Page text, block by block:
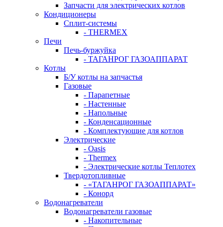
Запчасти для электрических котлов
Кондиционеры
Сплит-системы
- THERMEX
Печи
Печь-буржуйка
- ТАГАНРОГ ГАЗОАППАРАТ
Котлы
Б/У котлы на запчастья
Газовые
- Парапетные
- Настенные
- Напольные
- Конденсационные
- Комплектующие для котлов
Электрические
- Oasis
- Thermex
- Электрические котлы Теплотех
Твердотопливные
- «ТАГАНРОГ ГАЗОАППАРАТ»
- Конорд
Водонагреватели
Водонагреватели газовые
- Накопительные